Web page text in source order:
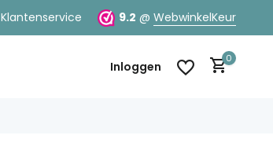
Klantenservice 9.2 @ WebwinkelKeur
Inloggen
0